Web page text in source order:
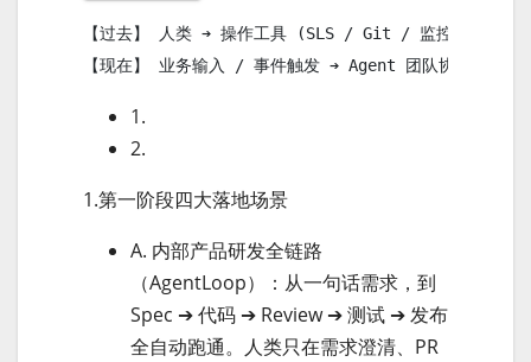
【过去】 人类 ➔ 操作工具 (SLS / Git / 监控)
【现在】 业务输入 / 事件触发 ➔ Agent 团队协同 ➔ 自
1.
2.
1.第一阶段四大落地场景
A. 内部产品研发全链路
（AgentLoop）：从一句话需求，到
Spec ➔ 代码 ➔ Review ➔ 测试 ➔ 发布
全自动跑通。人类只在需求澄清、PR